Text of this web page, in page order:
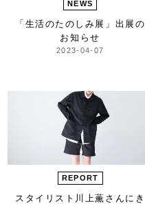
NEWS
「生活のたのしみ展」出展の
お知らせ
2023-04-07
REPORT
スタイリスト川上薫さんにき